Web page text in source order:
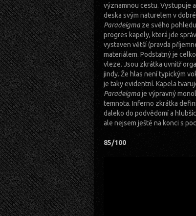
významnou cestu. Vystupuje
deska svým naturelem v
Paradeigma ze svého
progres kapely, která jde
vystaven větší (pravda
materiálem. Podstatný je
vleze. Jsou zkrátka uvnitř
jindy. Že hlas není typickým
je taky evidentní. Kapela
Paradeigmaje výpravný
temnota. Inferno zkrátka
daleko do podvědomí a
ale nejsem ještě na konci s
85/100